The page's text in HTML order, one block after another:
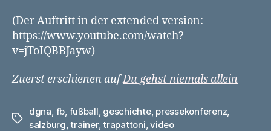
(Der Auftritt in der extended version:
https://www.youtube.com/watch?
v=jToIQBBJayw)
Zuerst erschienen aufDu gehst niemals allein
Schlagwörter
dgna, fb, fußball, geschichte, pressekonferenz,
salzburg,trainer,trapattoni,video